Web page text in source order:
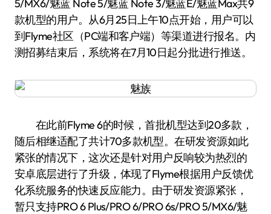
5/MX6/魅蓝 Note 5/魅蓝 Note 3/魅蓝E/魅蓝Max共9
款机型的用户。从6月25日上午10点开始，用户可以
到Flyme社区（PC端和客户端）等渠道进行报名。内
测招募结束后，系统将在7月10日起分批进行推送。
在此前Flyme 6的时候，首批机型达到20多款，
随后相继适配了共计70多款机型。在研发资源如此
紧张的情况下，这次还是针对用户反响较为热烈的
安卓底层进行了升级，体现了Flyme根据用户反馈优
化系统服务的快速反应能力。由于研发资源紧张，
暂只支持PRO 6 Plus/PRO 6/PRO 6s/PRO 5/MX6/魅